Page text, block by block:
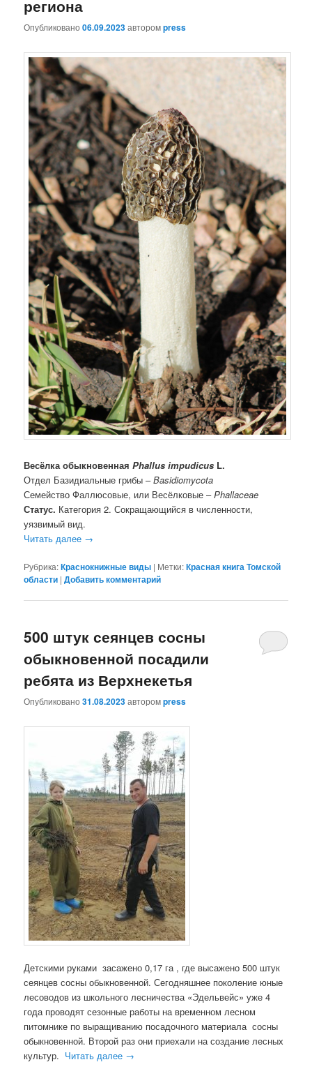
региона
Опубликовано06.09.2023авторомpress
Весёлка обыкновеннаяPhallus impudicus L.
Отдел Базидиальные грибы –Basidiomycota
Семейство Фаллюсовые, или Весёлковые –Phallaceae
Статус. Категория 2. Сокращающийся в численности,
уязвимый вид.
Читать далее →
Рубрика:Краснокнижные виды | Метки:Красная книга Томской
области |Добавить комментарий
500 штук сеянцев сосны
обыкновенной посадили
ребята из Верхнекетья
Опубликовано31.08.2023авторомpress
Детскими руками засажено 0,17 га , где высажено 500 штук
сеянцев сосны обыкновенной. Сегодняшнее поколение юные
лесоводов из школьного лесничества «Эдельвейс» уже 4
года проводят сезонные работы на временном лесном
питомнике по выращиванию посадочного материала сосны
обыкновенной. Второй раз они приехали на создание лесных
культур. Читать далее →